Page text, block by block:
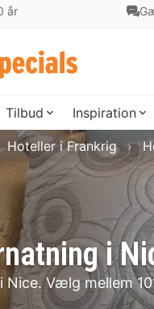
år
Tilbud Inspiration
i
Nice. Vælg mellem
Hoteller i Frankrig